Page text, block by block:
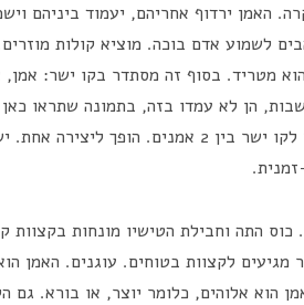
האמן ירדוף אחריהם, יעמוד ביניהם
לשמוע אדם בוכה. מוציא קולות
אמן, יצירה, קהל, מתיישר לקו ישר בין 2
זמנית.
התה וחבילת הטישיו מונחות
מגיעים לקצוות בטוחים. עוגנים. האמן
הוא אלוהים, כלומר יוצר, או בורא. גם